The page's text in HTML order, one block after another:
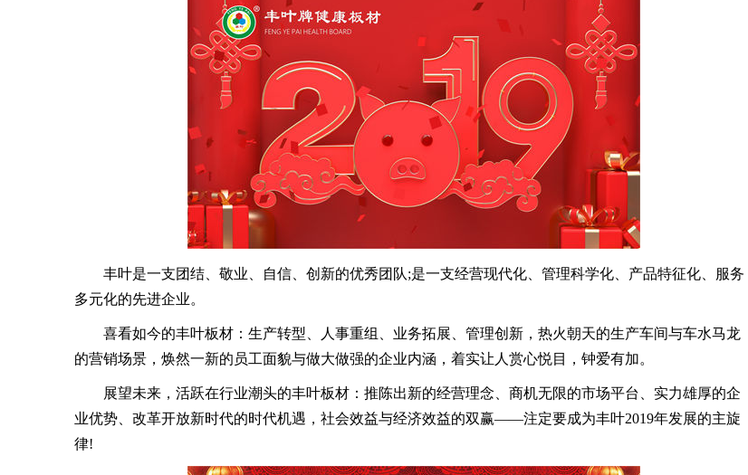
丰叶是一支团结、敬业、自信、创新的优秀团队;是一支经营现代化、管理科学化、产品特征化、服务
多元化的先进企业。
喜看如今的丰叶板材：生产转型、人事重组、业务拓展、管理创新，热火朝天的生产车间与车水马龙
的营销场景，焕然一新的员工面貌与做大做强的企业内涵，着实让人赏心悦目，钟爱有加。
展望未来，活跃在行业潮头的丰叶板材：推陈出新的经营理念、商机无限的市场平台、实力雄厚的企
业优势、改革开放新时代的时代机遇，社会效益与经济效益的双赢——注定要成为丰叶2019年发展的主旋
律!